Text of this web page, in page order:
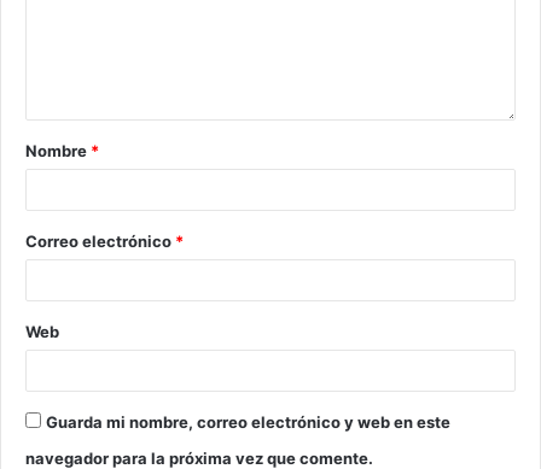
Nombre *
Correo electrónico *
Web
Guarda mi nombre, correo electrónico y web en este
navegador para la próxima vez que comente.